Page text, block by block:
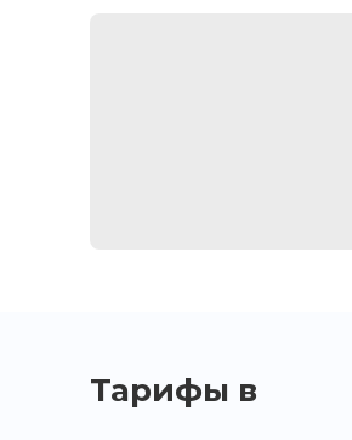
Тарифы в